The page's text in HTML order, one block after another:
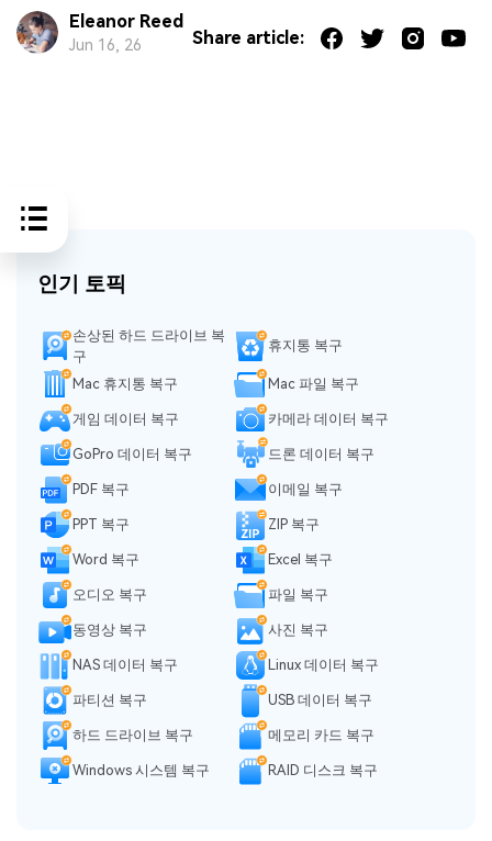
Eleanor Reed
Jun 16, 26 Share article:
인기 토픽
손상된 하드 드라이브 복
구
휴지통 복구
Mac 휴지통 복구 Mac 파일 복구
게임 데이터 복구 카메라 데이터 복구
GoPro 데이터 복구 드론 데이터 복구
PDF 복구 이메일 복구
PPT 복구 ZIP 복구
Word 복구 Excel 복구
오디오 복구 파일 복구
동영상 복구 사진 복구
NAS 데이터 복구 Linux 데이터 복구
파티션 복구 USB 데이터 복구
하드 드라이브 복구 메모리 카드 복구
Windows 시스템 복구 RAID 디스크 복구